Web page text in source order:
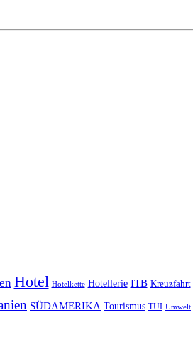
Hotel Hotelkette Hotellerie ITB Kreuzfahrt
SÜDAMERIKA Tourismus TUI Umwelt